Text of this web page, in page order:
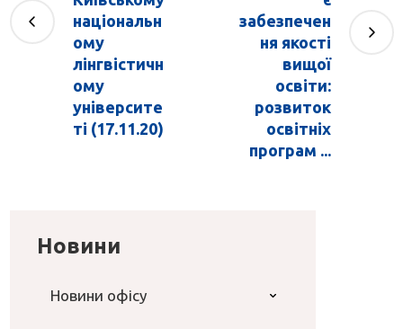
національн
ому
лінгвістичн
ому
університе
ті (17.11.20)
забезпечен
ня якості
вищої
освіти:
розвиток
освітніх
програм ...
Новини
Новини офісу